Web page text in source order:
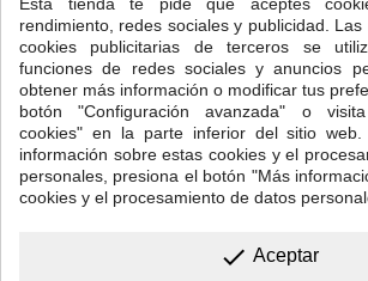
rendimiento, redes sociales y publicidad.
cookies publicitarias de terceros se
funciones de redes sociales y anuncios
obtener más información o modificar tus
botón "Configuración avanzada" o
cookies" en la parte inferior del sitio
información sobre estas cookies y el
personales, presiona el botón "Más
cookies y el procesamiento de datos
done Aceptar